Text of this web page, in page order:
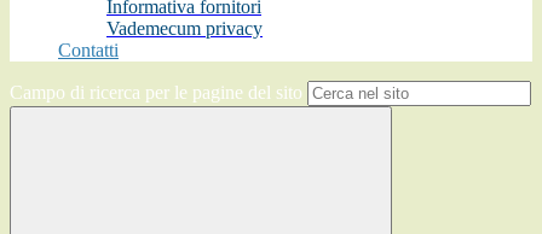
Informativa fornitori
Vademecum privacy
Contatti
Campo di ricerca per le pagine del sito